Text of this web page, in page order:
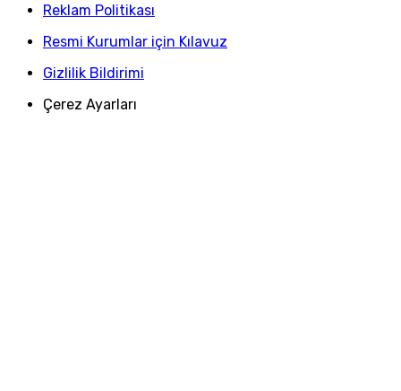
Reklam Politikası
Resmi Kurumlar için Kılavuz
Gizlilik Bildirimi
Çerez Ayarları